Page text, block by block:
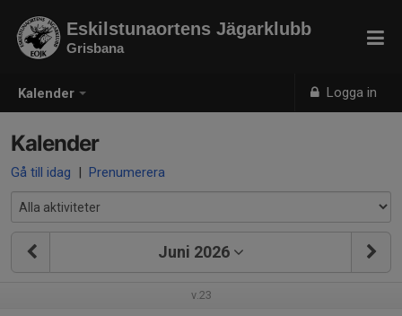
Kalender Logga in
Eskilstunaortens Jägarklubb
Grisbana
Kalender
Gå till idag | Prenumerera
Juni 2026
v.23